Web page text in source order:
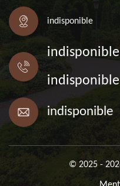
indisponible
indisponible
indisponible
indisponible
© 2025 -